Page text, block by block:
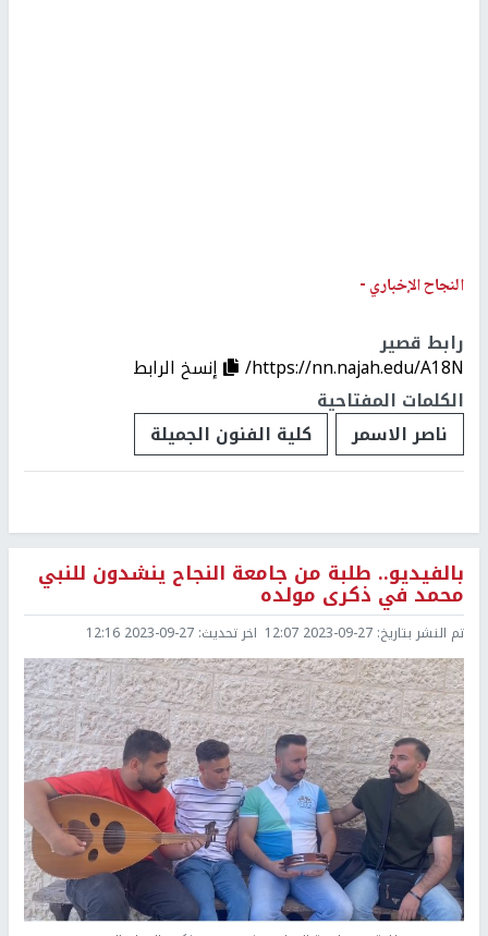
النجاح الإخباري -
رابط قصير
https://nn.najah.edu/A18N/
إنسخ الرابط
الكلمات المفتاحية
ناصر الاسمر
كلية الفنون الجميلة
بالفيديو.. طلبة من جامعة النجاح ينشدون للنبي
محمد في ذكرى مولده
تم النشر بتاريخ: 2023-09-27 12:07 اخر تحديث: 2023-09-27 12:16